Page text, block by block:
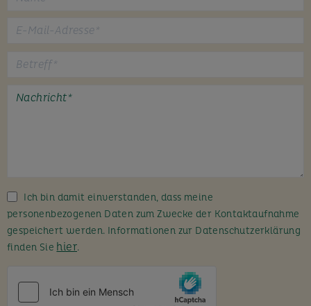
e
d
i
e
Ich bin damit einverstanden, dass meine
personenbezogenen Daten zum Zwecke der Kontaktaufnahme
gespeichert werden. Informationen zur Datenschutzerklärung
finden Sie hier.